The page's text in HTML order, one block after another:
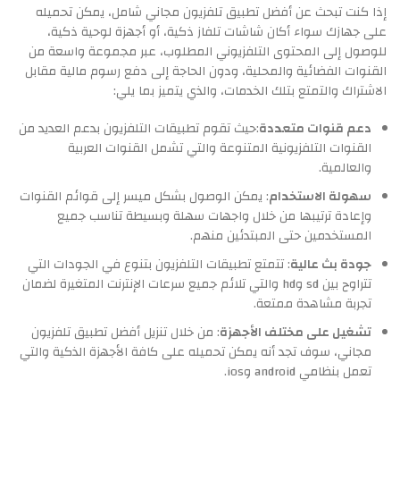
إذا كنت تبحث عن أفضل تطبيق تلفزيون مجاني شامل، يمكن تحميله
على جهازك سواء أكان شاشات تلفاز ذكية، أو أجهزة لوحية ذكية،
للوصول إلى المحتوى التلفزيوني المطلوب، عبر مجموعة واسعة من
القنوات الفضائية والمحلية، ودون الحاجة إلى دفع رسوم مالية مقابل
الاشتراك والتمتع بتلك الخدمات، والذي يتميز بما يلي:
دعم قنوات متعددة:حيث تقوم تطبيقات التلفزيون بدعم العديد من
القنوات التلفزيونية المتنوعة والتي تشمل القنوات العربية
والعالمية.
سهولة الاستخدام: يمكن الوصول بشكل ميسر إلى قوائم القنوات
وإعادة ترتيبها من خلال واجهات سهلة وبسيطة تناسب جميع
المستخدمين حتى المبتدئين منهم.
جودة بث عالية: تتمتع تطبيقات التلفزيون بتنوع في الجودات التي
تتراوح بين sd وhd والتي تلائم جميع سرعات الإنترنت المتغيرة لضمان
تجربة مشاهدة ممتعة.
تشغيل على مختلف الأجهزة: من خلال تنزيل أفضل تطبيق تلفزيون
مجاني، سوف تجد أنه يمكن تحميله على كافة الأجهزة الذكية والتي
تعمل بنظامي android وios.